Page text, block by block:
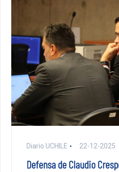
Diario UCHILE 22-12-2025
Defensa de Claudio